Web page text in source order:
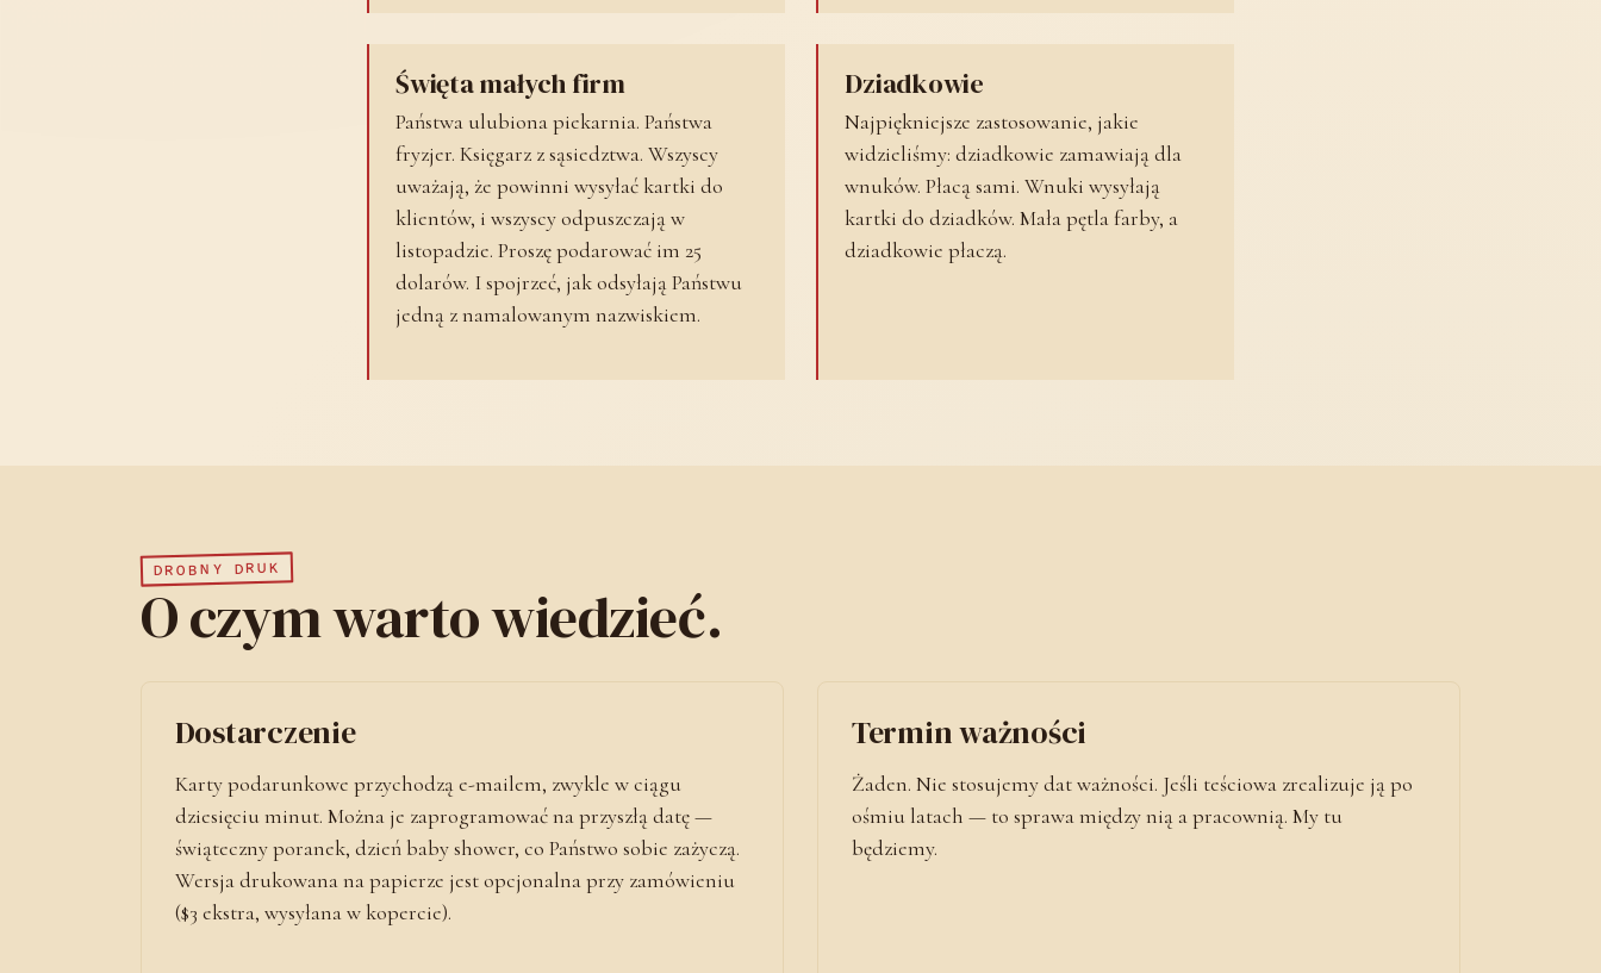
Święta małych firm
Państwa ulubiona piekarnia. Państwa
fryzjer. Księgarz z sąsiedztwa. Wszyscy
uważają, że powinni wysyłać kartki do
klientów, i wszyscy odpuszczają w
listopadzie. Proszę podarować im 25
dolarów. I spojrzeć, jak odsyłają Państwu
jedną z namalowanym nazwiskiem.
Dziadkowie
Najpiękniejsze zastosowanie, jakie
widzieliśmy: dziadkowie zamawiają dla
wnuków. Płacą sami. Wnuki wysyłają
kartki do dziadków. Mała pętla farby, a
dziadkowie płaczą.
DROBNY DRUK
O czym warto wiedzieć.
Dostarczenie
Karty podarunkowe przychodzą e-mailem, zwykle w ciągu
dziesięciu minut. Można je zaprogramować na przyszłą datę —
świąteczny poranek, dzień baby shower, co Państwo sobie zażyczą.
Wersja drukowana na papierze jest opcjonalna przy zamówieniu
($3 ekstra, wysyłana w kopercie).
Termin ważności
Żaden. Nie stosujemy dat ważności. Jeśli teściowa zrealizuje ją po
ośmiu latach — to sprawa między nią a pracownią. My tu
będziemy.